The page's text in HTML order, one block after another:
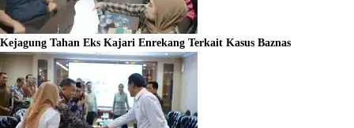
Kejagung Tahan Eks Kajari Enrekang Terkait Kasus Baznas